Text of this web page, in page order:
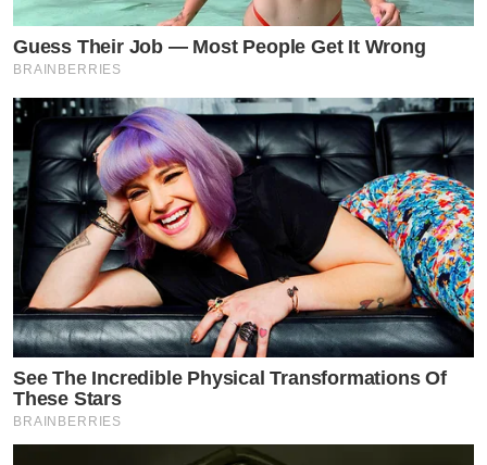
Guess Their Job — Most People Get It Wrong
BRAINBERRIES
See The Incredible Physical Transformations Of
These Stars
BRAINBERRIES